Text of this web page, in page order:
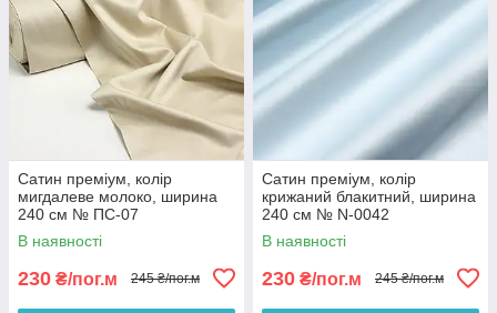
Сатин преміум, колір
мигдалеве молоко, ширина
240 см № ПС-07
В наявності
230 ₴/пог.м 245 ₴/пог.м
Сатин преміум, колір
крижаний блакитний, ширина
240 см № N-0042
В наявності
230 ₴/пог.м 245 ₴/пог.м